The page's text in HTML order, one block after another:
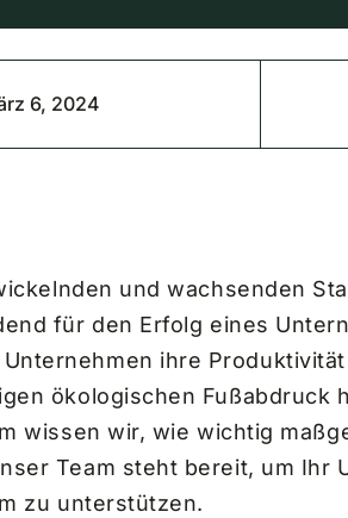
6, 2024
und wachsenden
für den Erfolg eines
ihre
ökologischen Fußabdruck
wissen wir, wie wichtig
Team steht bereit, um Ihr
zu unterstützen.